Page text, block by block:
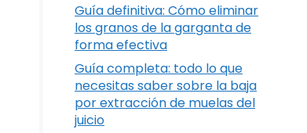
Guía definitiva: Cómo eliminar
los granos de la garganta de
forma efectiva
Guía completa: todo lo que
necesitas saber sobre la baja
por extracción de muelas del
juicio